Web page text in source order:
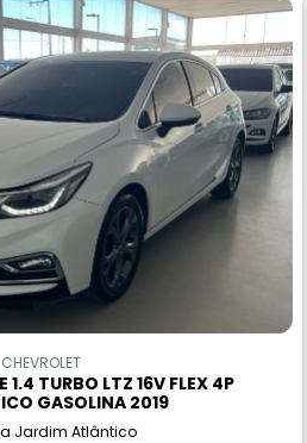
CHEVROLET
1.4 TURBO LTZ 16V FLEX 4P
GASOLINA 2019
Jardim Atlântico